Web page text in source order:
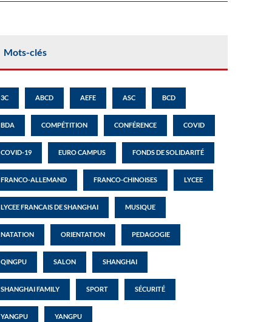
Mots-clés
3C ABCD AEFE ASC BCD
BDA COMPÉTITION CONFÉRENCE COVID
COVID-19 EURO CAMPUS FONDS DE SOLIDARITÉ
FRANCO-ALLEMAND FRANCO-CHINOISES LYCEE
LYCEE FRANCAIS DE SHANGHAI MUSIQUE
NATATION ORIENTATION PEDAGOGIE
QINGPU SALON SHANGHAI
SHANGHAI FAMILY SPORT SÉCURITÉ
YANGPU YANGPU